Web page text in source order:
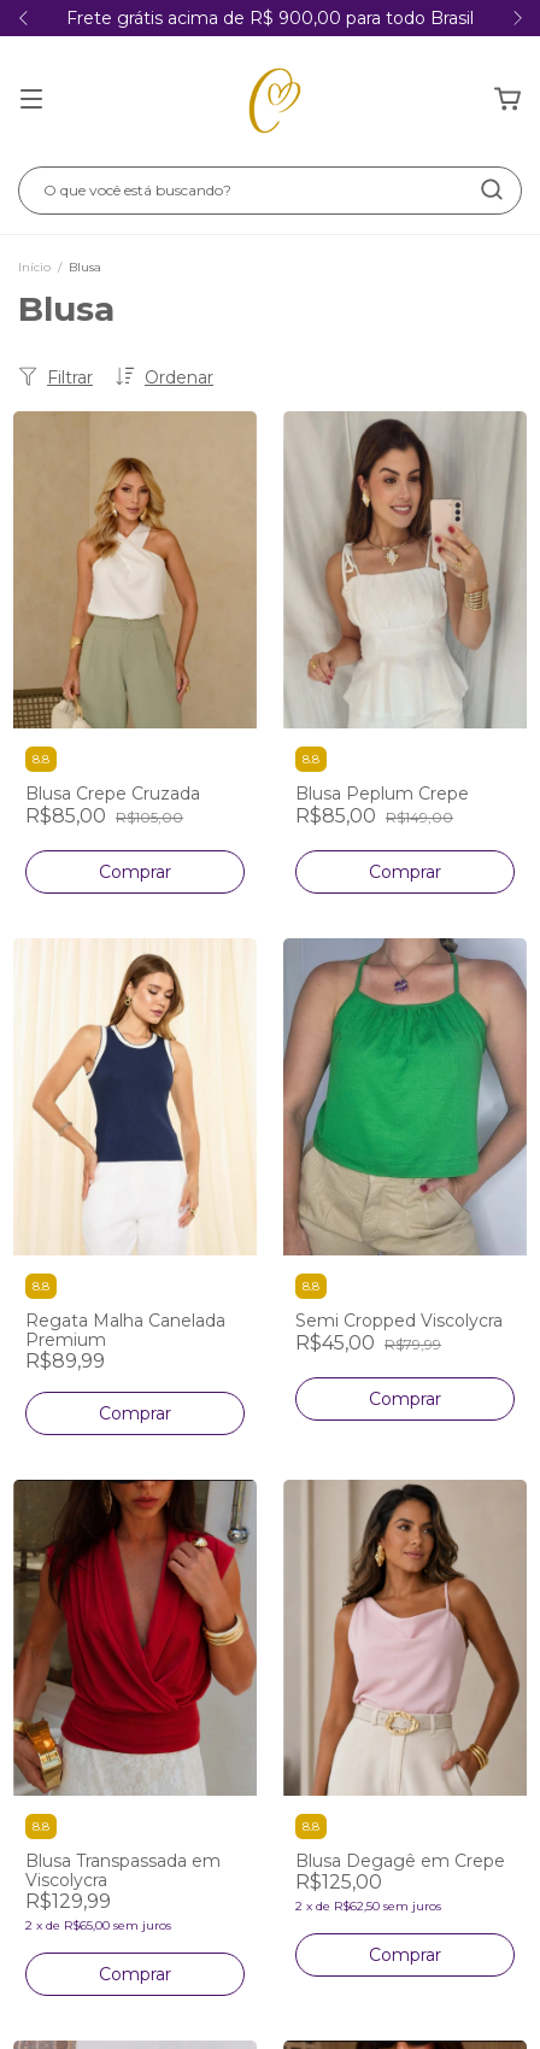
Frete grátis acima de R$ 900,00 para todo Brasil
Início / Blusa
Blusa
Ordenar
Filtrar
8.8
Blusa Crepe Cruzada
R$85,00 R$105,00
Comprar
8.8
Blusa Peplum Crepe
R$85,00 R$149,00
Comprar
8.8
Regata Malha Canelada
Premium
R$89,99
Comprar
8.8
Semi Cropped Viscolycra
R$45,00 R$79,99
Comprar
8.8
Blusa Transpassada em
Viscolycra
R$129,99
2 x de R$65,00 sem juros
Comprar
8.8
Blusa Degagê em Crepe
R$125,00
2 x de R$62,50 sem juros
Comprar